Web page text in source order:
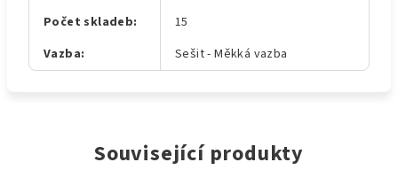
Počet skladeb:
15
Vazba: Sešit - Měkká vazba
Související produkty